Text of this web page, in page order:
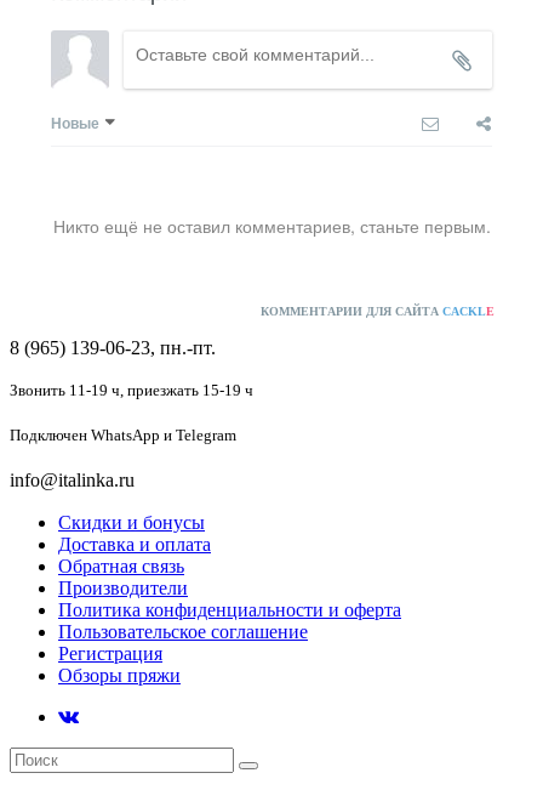
Новые
Никто ещё не оставил комментариев, станьте первым.
КОММЕНТАРИИ ДЛЯ САЙТА CACKLE
8 (965) 139-06-23, пн.-пт.
Звонить 11-19 ч, приезжать 15-19 ч
Подключен WhatsApp и Telegram
info@italinka.ru
Скидки и бонусы
Доставка и оплата
Обратная связь
Производители
Политика конфиденциальности и оферта
Пользовательское соглашение
Регистрация
Обзоры пряжи